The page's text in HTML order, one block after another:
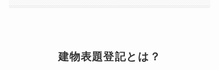
建物表題登記とは？